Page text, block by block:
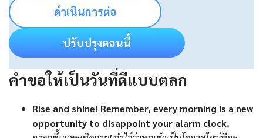
ดำเนินการต่อ
ปรับปรุงตอนนี้
คำขอให้เป็นวันที่ดีแบบตลก
Rise and shine! Remember, every morning is a new
opportunity to disappoint your alarm clock.